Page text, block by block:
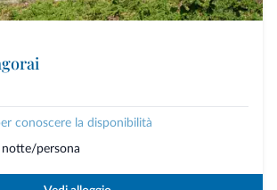
conoscere la disponibilità
notte/persona